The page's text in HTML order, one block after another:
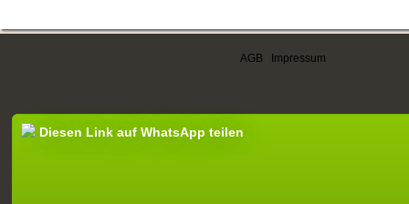
AGB Impressum
Diesen Link auf WhatsApp teilen